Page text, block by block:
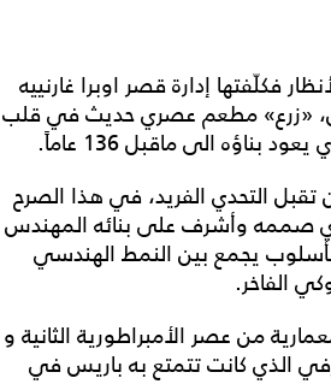
فكلّفتها إدارة قصر اوبرا غارنييه
«زرع» مطعم عصري حديث في قلب
بناؤه الى ماقبل 136 عاماً.
التحدي الفريد، في هذا الصرح
صممه وأشرف على بنائه المهندس
غارنيية عام 1875 بأسلوب يجمع بين النمط الهندسي
الفاخر.
من عصر الأمبراطورية الثانية و
الذي كانت تتمتع به باريس في